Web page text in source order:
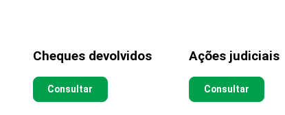
Cheques devolvidos
Consultar
Ações judiciais
Consultar